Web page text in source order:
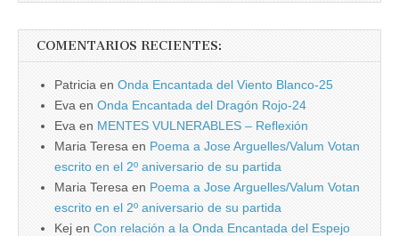
COMENTARIOS RECIENTES:
Patricia en Onda Encantada del Viento Blanco-25
Eva en Onda Encantada del Dragón Rojo-24
Eva en MENTES VULNERABLES – Reflexión
Maria Teresa en Poema a Jose Arguelles/Valum Votan
escrito en el 2º aniversario de su partida
Maria Teresa en Poema a Jose Arguelles/Valum Votan
escrito en el 2º aniversario de su partida
Kej en Con relación a la Onda Encantada del Espejo